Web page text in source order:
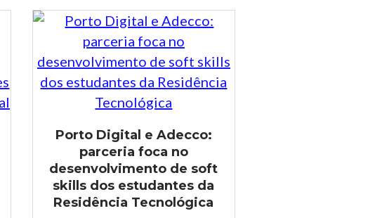
Porto Digital e Adecco:
parceria foca no
desenvolvimento de soft
skills dos estudantes da
Residência Tecnológica